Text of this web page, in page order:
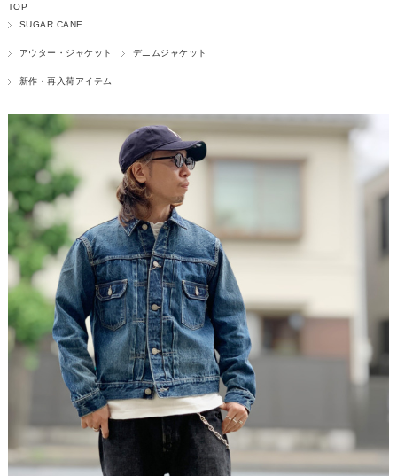
TOP
SUGAR CANE
アウター・ジャケット デニムジャケット
新作・再入荷アイテム